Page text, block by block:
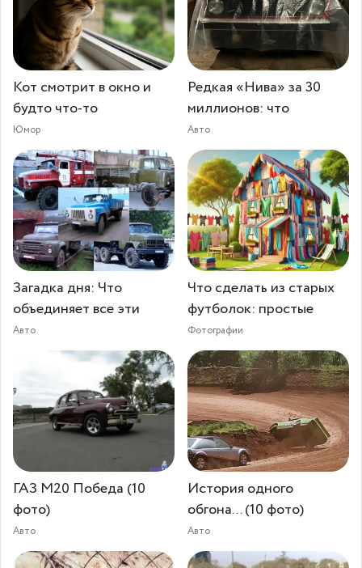
Кот смотрит в окно и
будто что-то
Юмор
Редкая «Нива» за 30
миллионов: что
Авто
Загадка дня: Что
объединяет все эти
Авто
Что сделать из старых
футболок: простые
Фотографии
ГАЗ М20 Победа (10
фото)
Авто
История одного
обгона... (10 фото)
Авто